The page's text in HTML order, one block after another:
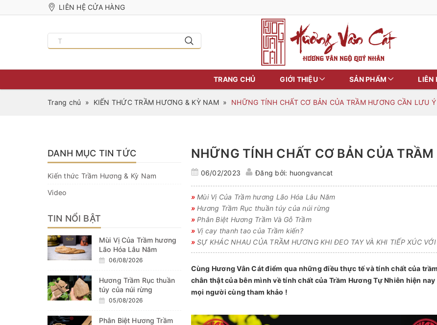
LIÊN HỆ CỬA HÀNG
TRANG CHỦ GIỚI THIỆU SẢN PHẨM LIÊN
Trang chủ » KIẾN THỨC TRẦM HƯƠNG & KỲ NAM » NHỮNG TÍNH CHẤT CƠ BẢN CỦA TRẦM HƯƠNG CẦN LƯU Ý
NHỮNG TÍNH CHẤT CƠ BẢN CỦA
06/02/2023 Đăng bởi: huongvancat
»Mùi Vị Của Trầm hương Lão Hóa Lâu Năm
»Hương Trầm Rục thuần túy của núi rừng
»Phân Biệt Hương Trầm Và Gỗ Trầm
»Vị cay thanh tao của Trầm kiến?
»SỰ KHÁC NHAU CỦA TRẦM HƯƠNG KHI ĐEO TAY VÀ KHI TIẾP XÚC
Cùng Hương Vân Cát điểm qua những điều thực tế và tính chất của
chân thật của bên mình về tính chất của Trầm Hương Tự Nhiên hiện
mọi người cùng tham khảo !
DANH MỤC TIN TỨC
Kiến thức Trầm Hương & Kỳ Nam
Video
TIN NỔI BẬT
Mùi Vị Của Trầm hương
Lão Hóa Lâu Năm
06/08/2026
Hương Trầm Rục thuần
túy của núi rừng
05/08/2026
Phân Biệt Hương Trầm